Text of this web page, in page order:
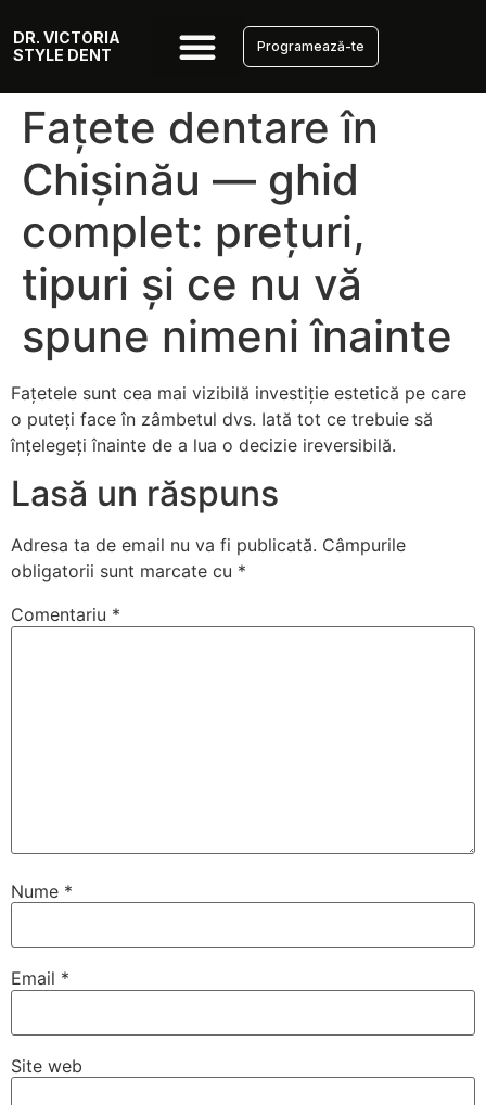
DR. VICTORIA
STYLE DENT
Programează-te
Fațete dentare în
Chișinău — ghid
complet: prețuri,
tipuri și ce nu vă
spune nimeni înainte
Fațetele sunt cea mai vizibilă investiție estetică pe care
o puteți face în zâmbetul dvs. Iată tot ce trebuie să
înțelegeți înainte de a lua o decizie ireversibilă.
Lasă un răspuns
Adresa ta de email nu va fi publicată. Câmpurile
obligatorii sunt marcate cu *
Comentariu *
Nume *
Email *
Site web